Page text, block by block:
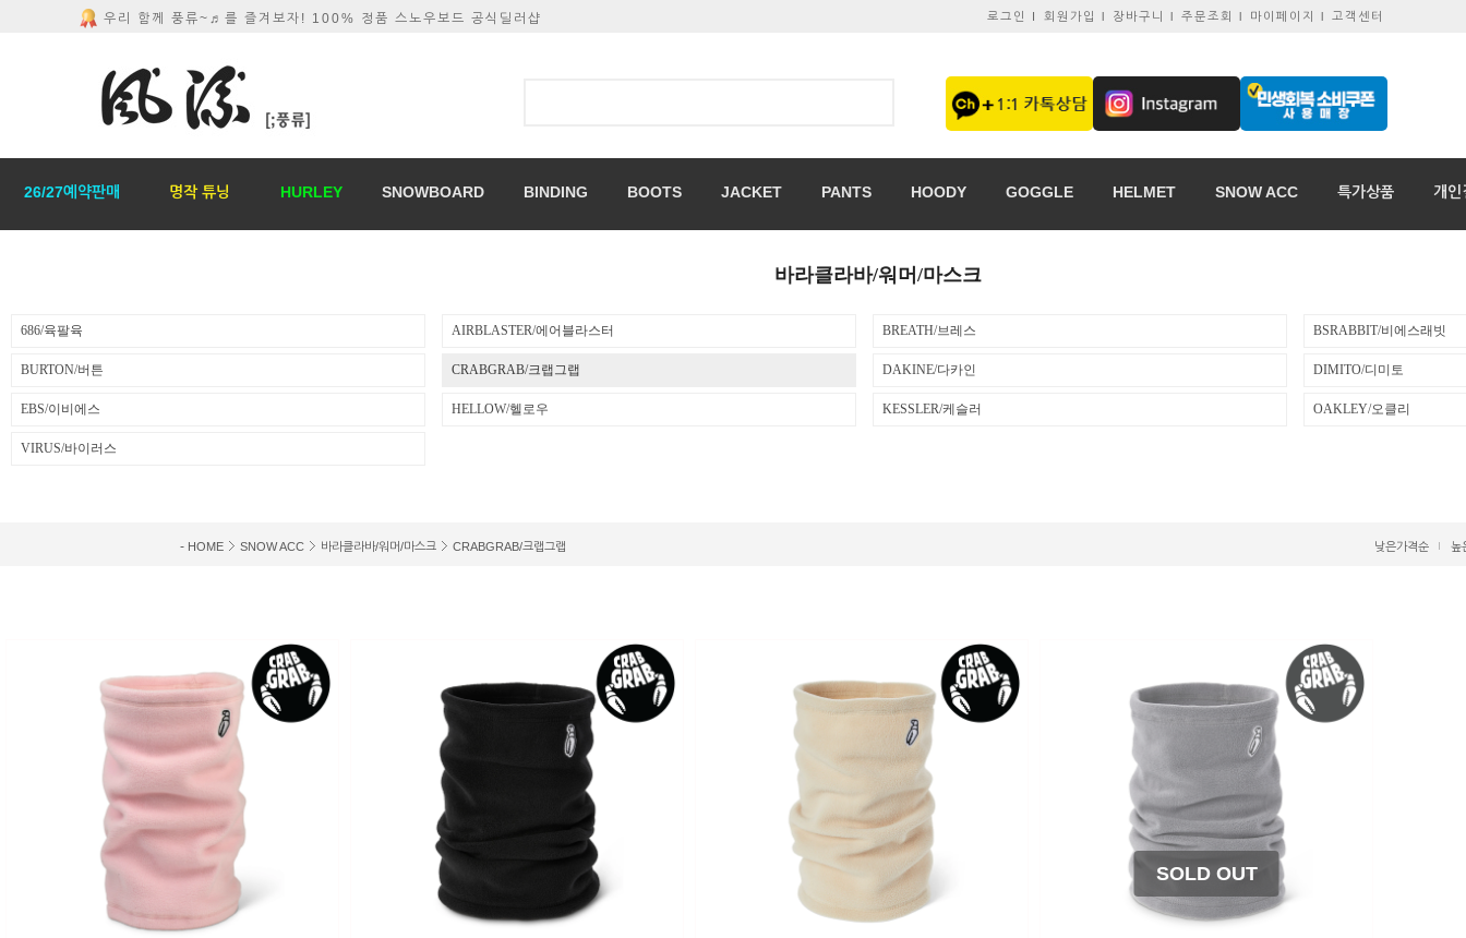
우리 함께 풍류~♬를 즐겨보자! 100% 정품 스노우보드 공식딜러샵 로그인 I 회원가입 l 장바구니 l 주문조회 l 마이페이지 l 고객센터
26/27예약판매 명작 튜닝 HURLEY SNOWBOARD BINDING BOOTS JACKET PANTS HOODY GOGGLE HELMET SNOW ACC 특가상품 개인
바라클라바/워머/마스크
686/육팔육 AIRBLASTER/에어블라스터 BREATH/브레스 BSRABBIT/비에스래빗
BURTON/버튼 CRABGRAB/크랩그랩 DAKINE/다카인 DIMITO/디미토
EBS/이비에스 HELLOW/헬로우 KESSLER/케슬러 OAKLEY/오클리
VIRUS/바이러스
- HOME SNOW ACC 바라클라바/워머/마스크 CRABGRAB/크랩그랩 낮은가격순 높